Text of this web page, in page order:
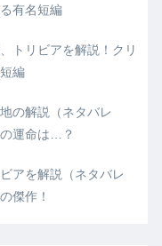
有名短編
トリビアを解説！クリ
編
の解説（ネタバレ
運命は…？
アを解説（ネタバレ
傑作！